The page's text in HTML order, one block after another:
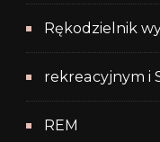
Rękodzielnik
rekreacyjnym i
REM